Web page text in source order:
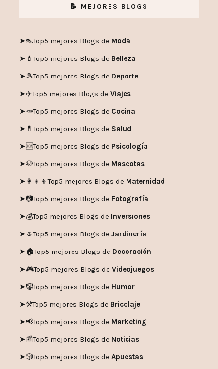
📝 MEJORES BLOGS
➤👠Top5 mejores Blogs de Moda
➤💄Top5 mejores Blogs de Belleza
➤🎾Top5 mejores Blogs de Deporte
➤✈️Top5 mejores Blogs de Viajes
➤🥕Top5 mejores Blogs de Cocina
➤💊Top5 mejores Blogs de Salud
➤🆘Top5 mejores Blogs de Psicología
➤🐶Top5 mejores Blogs de Mascotas
➤👩‍👧‍👦Top5 mejores Blogs de Maternidad
➤📷Top5 mejores Blogs de Fotografía
➤💰Top5 mejores Blogs de Inversiones
➤🌷Top5 mejores Blogs de Jardinería
➤🏠Top5 mejores Blogs de Decoración
➤🎮Top5 mejores Blogs de Videojuegos
➤🤡Top5 mejores Blogs de Humor
➤⚒️Top5 mejores Blogs de Bricolaje
➤📢Top5 mejores Blogs de Marketing
➤📰Top5 mejores Blogs de Noticias
➤🎲Top5 mejores Blogs de Apuestas